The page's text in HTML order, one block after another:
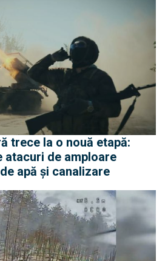
trece la o nouă etapă:
atacuri de amploare
apă și canalizare